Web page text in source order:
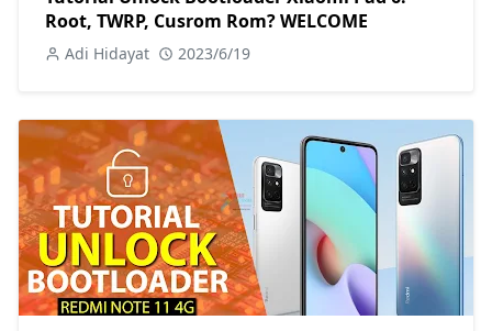
Root, TWRP, Cusrom Rom? WELCOME
Adi Hidayat 2023/6/19